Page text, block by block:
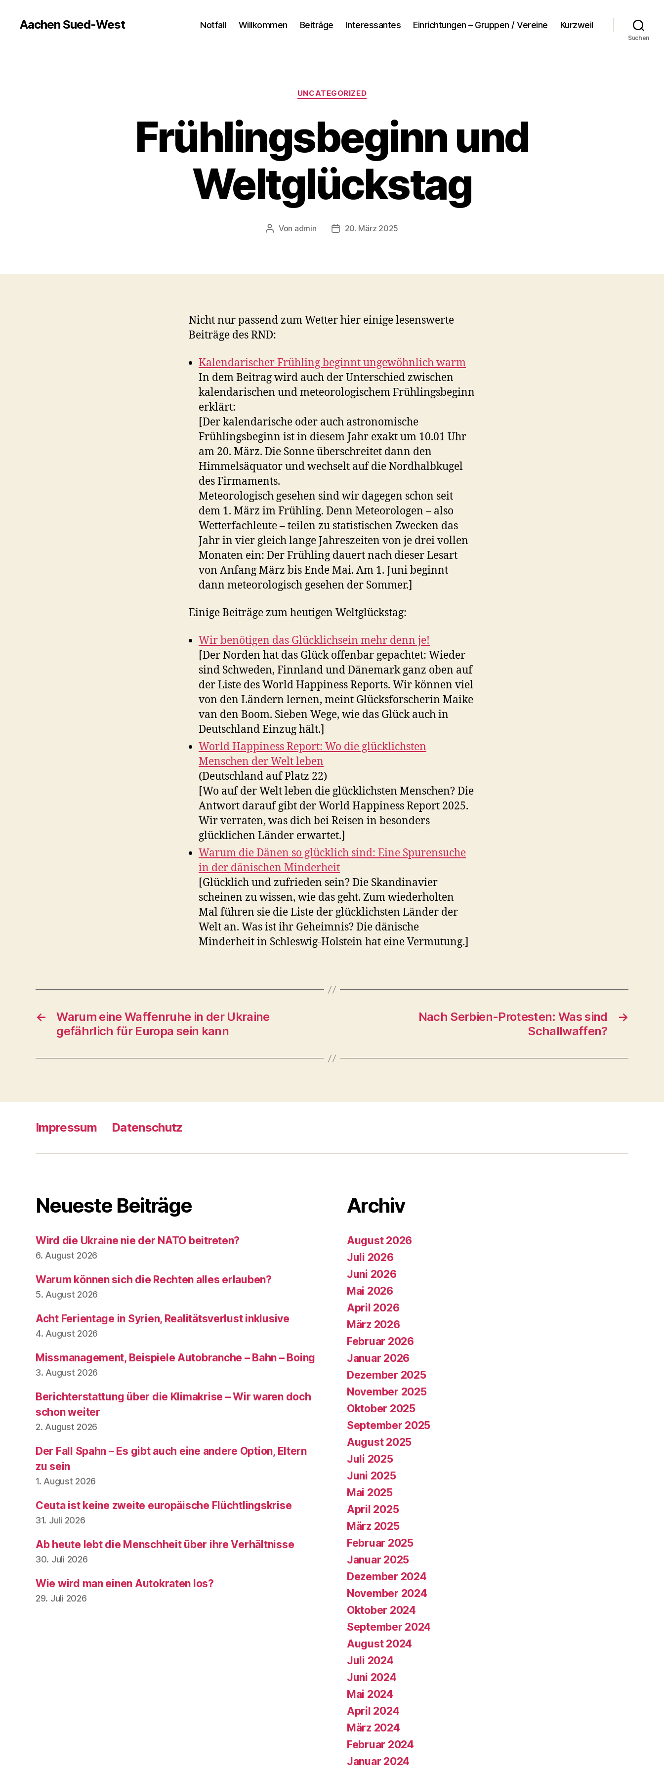
Aachen Sued-West Notfall Willkommen Beiträge Interessantes Einrichtungen – Gruppen / Vereine Kurzweil
Suchen
Kategorien
UNCATEGORIZED
Frühlingsbeginn und
Weltglückstag
Beitragsautor
Von admin Veröffentlichungsdatum
20. März 2025
Nicht nur passend zum Wetter hier einige lesenswerte
Beiträge des RND:
Kalendarischer Frühling beginnt ungewöhnlich warm
In dem Beitrag wird auch der Unterschied zwischen
kalendarischen und meteorologischem Frühlingsbeginn
erklärt:
[Der kalendarische oder auch astronomische
Frühlingsbeginn ist in diesem Jahr exakt um 10.01 Uhr
am 20. März. Die Sonne überschreitet dann den
Himmelsäquator und wechselt auf die Nordhalbkugel
des Firmaments.
Meteorologisch gesehen sind wir dagegen schon seit
dem 1. März im Frühling. Denn Meteorologen – also
Wetterfachleute – teilen zu statistischen Zwecken das
Jahr in vier gleich lange Jahreszeiten von je drei vollen
Monaten ein: Der Frühling dauert nach dieser Lesart
von Anfang März bis Ende Mai. Am 1. Juni beginnt
dann meteorologisch gesehen der Sommer.]
Einige Beiträge zum heutigen Weltglückstag:
Wir benötigen das Glücklichsein mehr denn je!
[Der Norden hat das Glück offenbar gepachtet: Wieder
sind Schweden, Finnland und Dänemark ganz oben auf
der Liste des World Happiness Reports. Wir können viel
von den Ländern lernen, meint Glücksforscherin Maike
van den Boom. Sieben Wege, wie das Glück auch in
Deutschland Einzug hält.]
World Happiness Report: Wo die glücklichsten
Menschen der Welt leben
(Deutschland auf Platz 22)
[Wo auf der Welt leben die glücklichsten Menschen? Die
Antwort darauf gibt der World Happiness Report 2025.
Wir verraten, was dich bei Reisen in besonders
glücklichen Länder erwartet.]
Warum die Dänen so glücklich sind: Eine Spurensuche
in der dänischen Minderheit
[Glücklich und zufrieden sein? Die Skandinavier
scheinen zu wissen, wie das geht. Zum wiederholten
Mal führen sie die Liste der glücklichsten Länder der
Welt an. Was ist ihr Geheimnis? Die dänische
Minderheit in Schleswig-Holstein hat eine Vermutung.]
←
Warum eine Waffenruhe in der Ukraine
gefährlich für Europa sein kann
→
Nach Serbien-Protesten: Was sind
Schallwaffen?
Impressum Datenschutz
Neueste Beiträge
Wird die Ukraine nie der NATO beitreten?
6. August 2026
Warum können sich die Rechten alles erlauben?
5. August 2026
Acht Ferientage in Syrien, Realitätsverlust inklusive
4. August 2026
Missmanagement, Beispiele Autobranche – Bahn – Boing
3. August 2026
Berichterstattung über die Klimakrise – Wir waren doch
schon weiter
2. August 2026
Der Fall Spahn – Es gibt auch eine andere Option, Eltern
zu sein
1. August 2026
Ceuta ist keine zweite europäische Flüchtlingskrise
31. Juli 2026
Ab heute lebt die Menschheit über ihre Verhältnisse
30. Juli 2026
Wie wird man einen Autokraten los?
29. Juli 2026
Archiv
August 2026
Juli 2026
Juni 2026
Mai 2026
April 2026
März 2026
Februar 2026
Januar 2026
Dezember 2025
November 2025
Oktober 2025
September 2025
August 2025
Juli 2025
Juni 2025
Mai 2025
April 2025
März 2025
Februar 2025
Januar 2025
Dezember 2024
November 2024
Oktober 2024
September 2024
August 2024
Juli 2024
Juni 2024
Mai 2024
April 2024
März 2024
Februar 2024
Januar 2024